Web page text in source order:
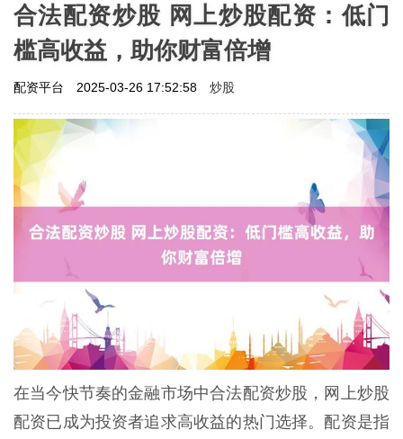
合法配资炒股 网上炒股配资：低门
槛高收益，助你财富倍增
配资平台 2025-03-26 17:52:58 炒股
在当今快节奏的金融市场中合法配资炒股，网上炒股
配资已成为投资者追求高收益的热门选择。配资是指